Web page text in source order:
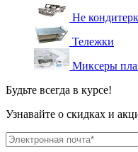
Не
Тележки
Миксеры
Будьте всегда в курсе!
Узнавайте о скидках и